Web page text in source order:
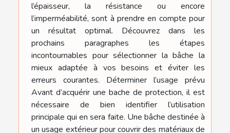
l’épaisseur, la résistance ou encore
l’imperméabilité, sont à prendre en compte pour
un résultat optimal. Découvrez dans les
prochains paragraphes les étapes
incontournables pour sélectionner la bâche la
mieux adaptée à vos besoins et éviter les
erreurs courantes. Déterminer l’usage prévu
Avant d’acquérir une bache de protection, il est
nécessaire de bien identifier l’utilisation
principale qui en sera faite. Une bâche destinée à
un usage extérieur pour couvrir des matériaux de